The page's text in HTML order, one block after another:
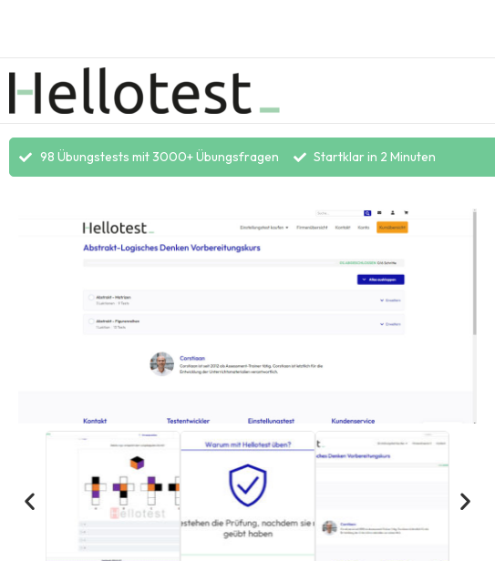
98 Übungstests mit 3000+ Übungsfragen Startklar in 2 Minuten